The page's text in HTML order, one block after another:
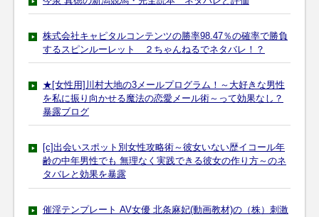
株式会社キャピタルコンテンツの勝率98.47％の確率で勝負
するスピンルーレット ２ちゃんねるでネタバレ！？
★[女性用]川村大地の3メールプログラム！～大好きな男性
を私に振り向かせる魔法の恋愛メール術～って効果なし？
暴露ブログ
[c]出会いスポット別女性攻略術～彼女いない歴イコール年
齢の中年男性でも 無理なく実践できる彼女の作り方～のネ
タバレと効果を暴露
催淫テンプレート AV女優 北条麻妃(動画教材)の（株）刺激